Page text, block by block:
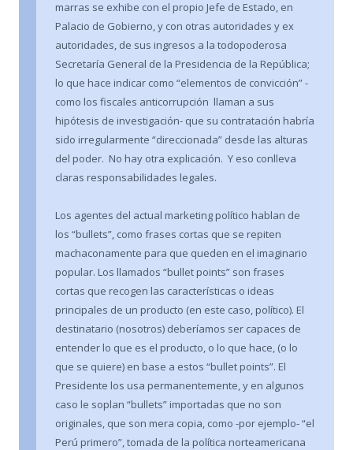
marras se exhibe con el propio Jefe de Estado, en
Palacio de Gobierno, y con otras autoridades y ex
autoridades, de sus ingresos a la todopoderosa
Secretaría General de la Presidencia de la República;
lo que hace indicar como “elementos de convicción” -
como los fiscales anticorrupción llaman a sus
hipótesis de investigación- que su contratación habría
sido irregularmente “direccionada” desde las alturas
del poder. No hay otra explicación. Y eso conlleva
claras responsabilidades legales.
Los agentes del actual marketing político hablan de
los “bullets”, como frases cortas que se repiten
machaconamente para que queden en el imaginario
popular. Los llamados “bullet points” son frases
cortas que recogen las características o ideas
principales de un producto (en este caso, político). El
destinatario (nosotros) deberíamos ser capaces de
entender lo que es el producto, o lo que hace, (o lo
que se quiere) en base a estos “bullet points”. El
Presidente los usa permanentemente, y en algunos
caso le soplan “bullets” importadas que no son
originales, que son mera copia, como -por ejemplo- “el
Perú primero”, tomada de la política norteamericana